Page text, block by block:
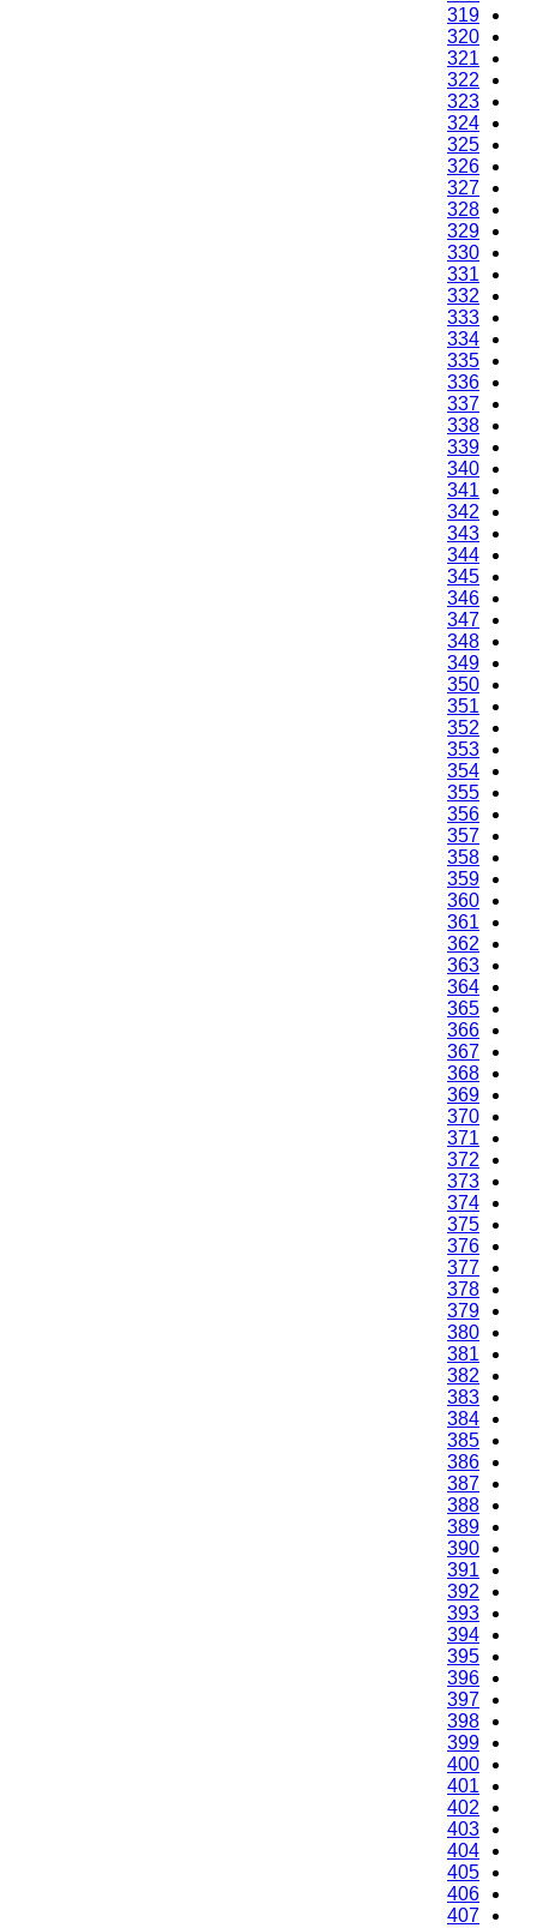
319
320
321
322
323
324
325
326
327
328
329
330
331
332
333
334
335
336
337
338
339
340
341
342
343
344
345
346
347
348
349
350
351
352
353
354
355
356
357
358
359
360
361
362
363
364
365
366
367
368
369
370
371
372
373
374
375
376
377
378
379
380
381
382
383
384
385
386
387
388
389
390
391
392
393
394
395
396
397
398
399
400
401
402
403
404
405
406
407